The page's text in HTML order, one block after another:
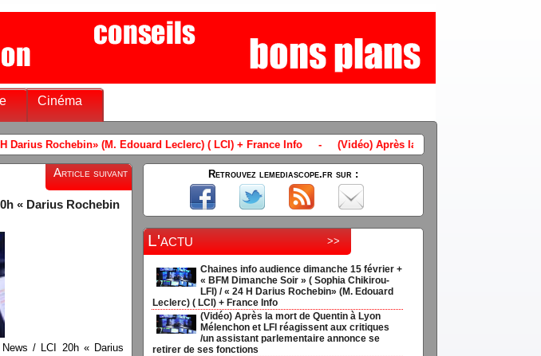
Cinéma
Edouard Leclerc) ( LCI) + France Info- (Vidéo) Après la mort de Quentin à Lyon Mélenchon et LFI
Article suivant
« Darius Rochebin
/ LCI 20h « Darius
Retrouvez lemediascope.fr sur :
L'actu >>
Chaines info audience dimanche 15 février +
« BFM Dimanche Soir » ( Sophia Chikirou-
LFI) / « 24 H Darius Rochebin» (M. Edouard
Leclerc) ( LCI) + France Info
(Vidéo) Après la mort de Quentin à Lyon
Mélenchon et LFI réagissent aux critiques
/un assistant parlementaire annonce se
retirer de ses fonctions